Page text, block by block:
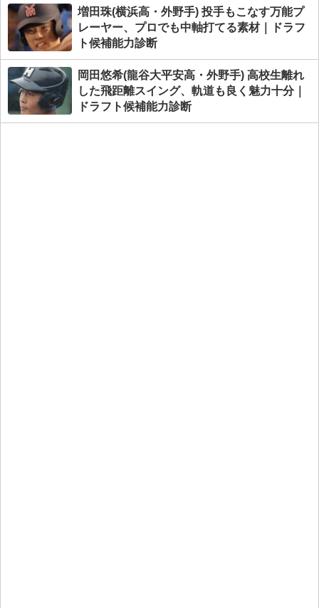
増田珠(横浜高・外野手) 投手もこなす万能プ
レーヤー、プロでも中軸打てる素材｜ドラフ
ト候補能力診断
岡田悠希(龍谷大平安高・外野手) 高校生離れ
した飛距離スイング、軌道も良く魅力十分｜
ドラフト候補能力診断